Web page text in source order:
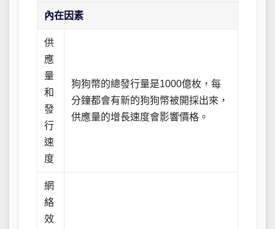
內在因素
供
應
量
和
發
行
速
度
狗狗幣的總發行量是1000億枚，每
分鐘都會有新的狗狗幣被開採出來，
供應量的增長速度會影響價格。
網
絡
效